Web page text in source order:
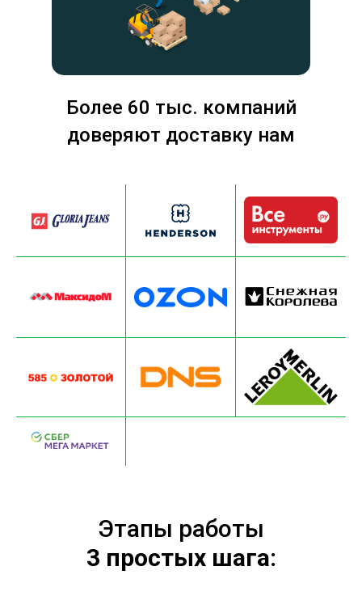
Более 60 тыс. компаний
доверяют доставку нам
Этапы работы
3 простых шага: